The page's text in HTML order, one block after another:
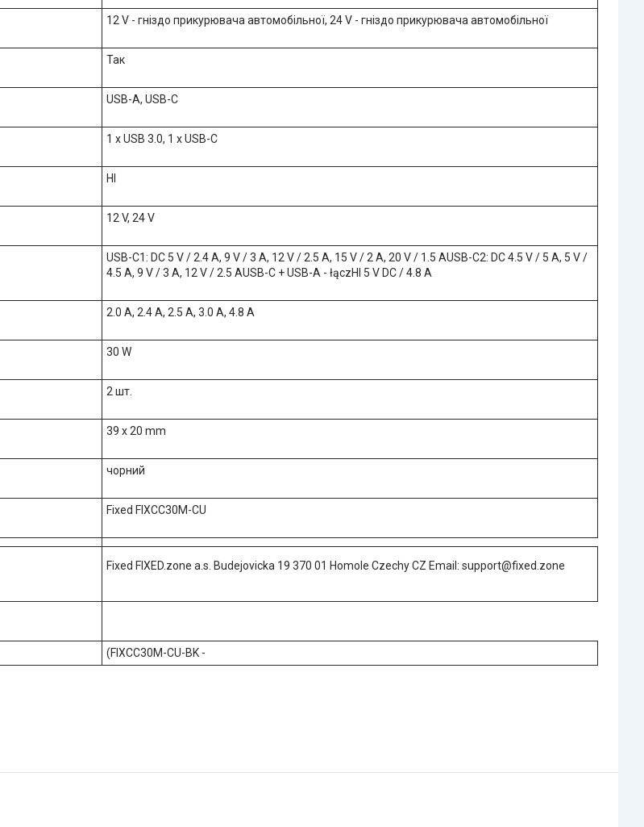
12 V - гніздо прикурювача автомобільної, 24 V - гніздо прикурювача автомобільної
Так
USB-A, USB-C
1 x USB 3.0, 1 x USB-C
НІ
12 V, 24 V
USB-C1: DC 5 V / 2.4 A, 9 V / 3 A, 12 V / 2.5 A, 15 V / 2 A, 20 V / 1.5 AUSB-C2: DC 4.5 V / 5 A, 5 V /
4.5 A, 9 V / 3 A, 12 V / 2.5 AUSB-C + USB-A - łączНІ 5 V DC / 4.8 A
2.0 A, 2.4 A, 2.5 A, 3.0 A, 4.8 A
30 W
2 шт.
39 x 20 mm
чорний
Fixed FIXCC30M-CU
Fixed FIXED.zone a.s. Budejovicka 19 370 01 Homole Czechy CZ Email: support@fixed.zone
(FIXCC30M-CU-BK -